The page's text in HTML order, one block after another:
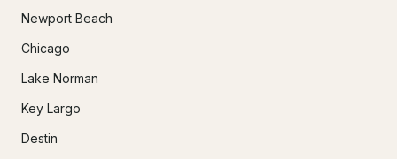
Newport Beach
Chicago
Lake Norman
Key Largo
Destin